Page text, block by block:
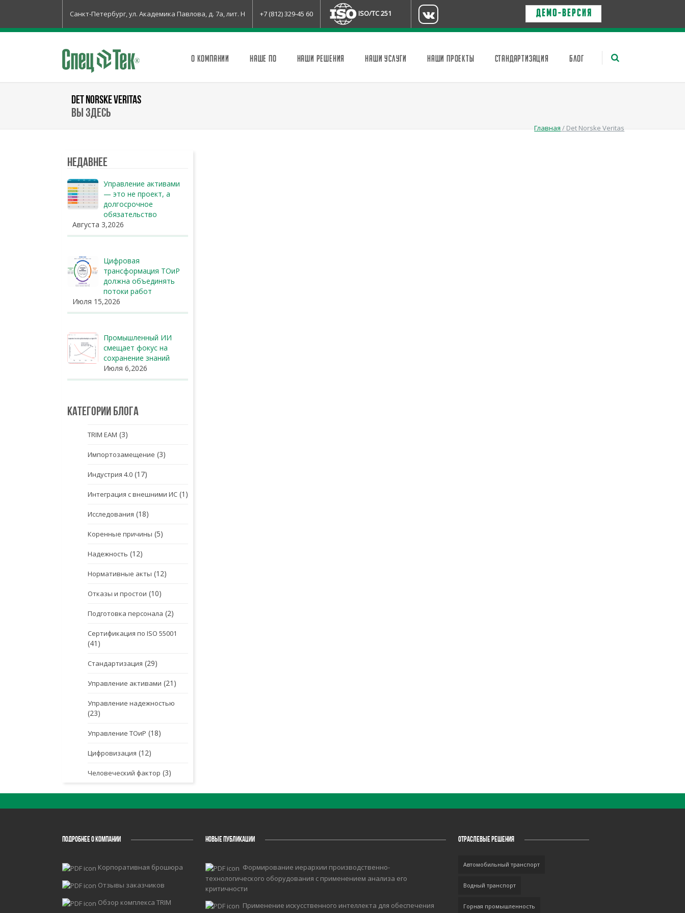
Санкт-Петербург, ул. Академика Павлова, д. 7а, лит. Н +7 (812) 329-45 60 ISO/TC 251 Д Е М О - в е р с и я
О КОМПАНИИ НАШЕ ПО НАШИ РЕШЕНИЯ НАШИ УСЛУГИ НАШИ ПРОЕКТЫ СТАНДАРТИЗАЦИЯ БЛОГ
DET NORSKE VERITAS
Вы здесь
Главная/Det Norske Veritas
Недавнее
Управление активами
— это не проект, а
долгосрочное
обязательство
Августа 3,2026
Цифровая
трансформация ТОиР
должна объединять
потоки работ
Июля 15,2026
Промышленный ИИ
смещает фокус на
сохранение знаний
Июля 6,2026
Категории блога
TRIM EAM (3)
Импортозамещение (3)
Индустрия 4.0 (17)
Интеграция с внешними ИС (1)
Исследования (18)
Коренные причины (5)
Надежность (12)
Нормативные акты (12)
Отказы и простои (10)
Подготовка персонала (2)
Сертификация по ISO 55001
(41)
Стандартизация (29)
Управление активами (21)
Управление надежностью
(23)
Управление ТОиР (18)
Цифровизация (12)
Человеческий фактор (3)
ПОДРОБНЕЕ О КОМПАНИИ
Корпоративная брошюра
Отзывы заказчиков
Обзор комплекса TRIM
НОВЫЕ ПУБЛИКАЦИИ
Формирование иерархии производственно-
технологического оборудования с применением анализа его
критичности
Применение искусственного интеллекта для обеспечения
ОТРАСЛЕВЫЕ РЕШЕНИЯ
Автомобильный транспорт
Водный транспорт
Горная промышленность